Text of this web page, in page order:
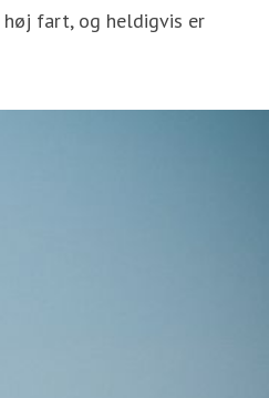
høj fart, og heldigvis er